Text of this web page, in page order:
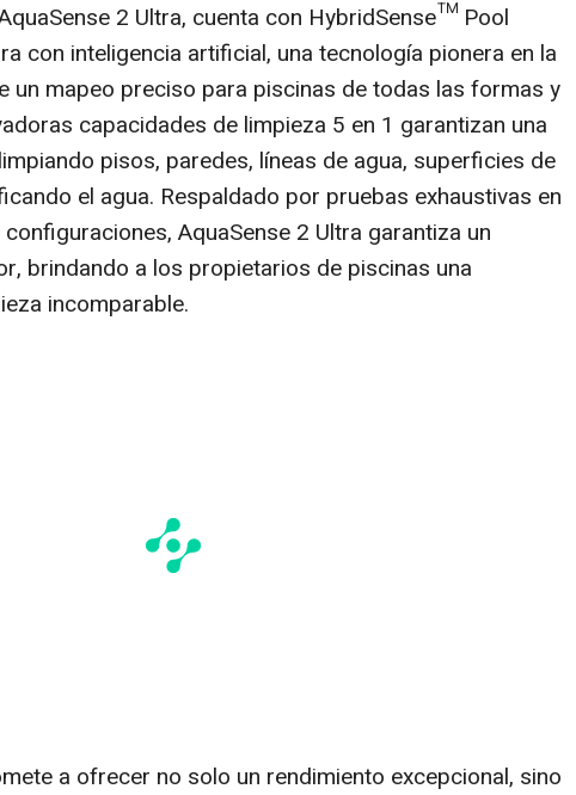
2 Ultra, cuenta con HybridSense™ Pool
con inteligencia artificial, una tecnología pionera en la
un mapeo preciso para piscinas de todas las formas y
capacidades de limpieza 5 en 1 garantizan una
pisos, paredes, líneas de agua, superficies de
el agua. Respaldado por pruebas exhaustivas en
AquaSense 2 Ultra garantiza un
brindando a los propietarios de piscinas una
incomparable.
a ofrecer no solo un rendimiento excepcional, sino